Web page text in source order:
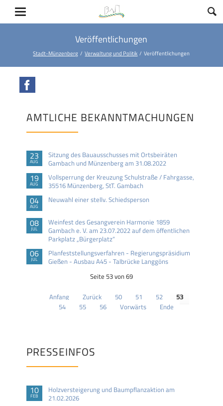
Veröffentlichungen
Stadt-Münzenberg Verwaltung und Politik Veröffentlichungen
AMTLICHE BEKANNTMACHUNGEN
23
AUG
Sitzung des Bauausschusses mit Ortsbeiräten
Gambach und Münzenberg am 31.08.2022
19
AUG
Vollsperrung der Kreuzung Schulstraße / Fahrgasse,
35516 Münzenberg, StT. Gambach
04
AUG
Neuwahl einer stellv. Schiedsperson
08
JUL
Weinfest des Gesangverein Harmonie 1859
Gambach e. V. am 23.07.2022 auf dem öffentlichen
Parkplatz „Bürgerplatz“
06
JUL
Planfeststellungsverfahren - Regierungspräsidium
Gießen - Ausbau A45 - Talbrücke Langgöns
Seite 53 von 69
Anfang Zurück 50 51 52
53
54
55 56 Vorwärts Ende
PRESSEINFOS
10
FEB
Holzversteigerung und Baumpflanzaktion am
21.02.2026